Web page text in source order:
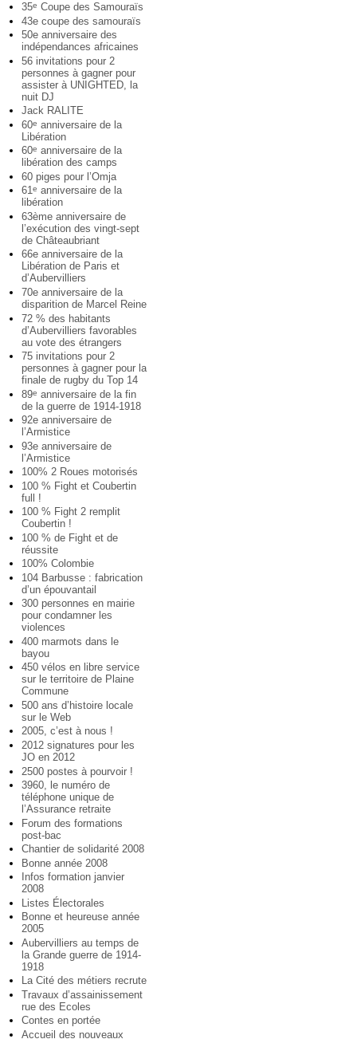
35e Coupe des Samouraïs
43e coupe des samouraïs
50e anniversaire des
indépendances africaines
56 invitations pour 2
personnes à gagner pour
assister à UNIGHTED, la
nuit DJ
Jack RALITE
60e anniversaire de la
Libération
60e anniversaire de la
libération des camps
60 piges pour l’Omja
61e anniversaire de la
libération
63ème anniversaire de
l’exécution des vingt-sept
de Châteaubriant
66e anniversaire de la
Libération de Paris et
d’Aubervilliers
70e anniversaire de la
disparition de Marcel Reine
72 % des habitants
d’Aubervilliers favorables
au vote des étrangers
75 invitations pour 2
personnes à gagner pour la
finale de rugby du Top 14
89e anniversaire de la fin
de la guerre de 1914-1918
92e anniversaire de
l’Armistice
93e anniversaire de
l’Armistice
100% 2 Roues motorisés
100 % Fight et Coubertin
full !
100 % Fight 2 remplit
Coubertin !
100 % de Fight et de
réussite
100% Colombie
104 Barbusse : fabrication
d’un épouvantail
300 personnes en mairie
pour condamner les
violences
400 marmots dans le
bayou
450 vélos en libre service
sur le territoire de Plaine
Commune
500 ans d’histoire locale
sur le Web
2005, c’est à nous !
2012 signatures pour les
JO en 2012
2500 postes à pourvoir !
3960, le numéro de
téléphone unique de
l’Assurance retraite
Forum des formations
post-bac
Chantier de solidarité 2008
Bonne année 2008
Infos formation janvier
2008
Listes Électorales
Bonne et heureuse année
2005
Aubervilliers au temps de
la Grande guerre de 1914-
1918
La Cité des métiers recrute
Travaux d’assainissement
rue des Ecoles
Contes en portée
Accueil des nouveaux